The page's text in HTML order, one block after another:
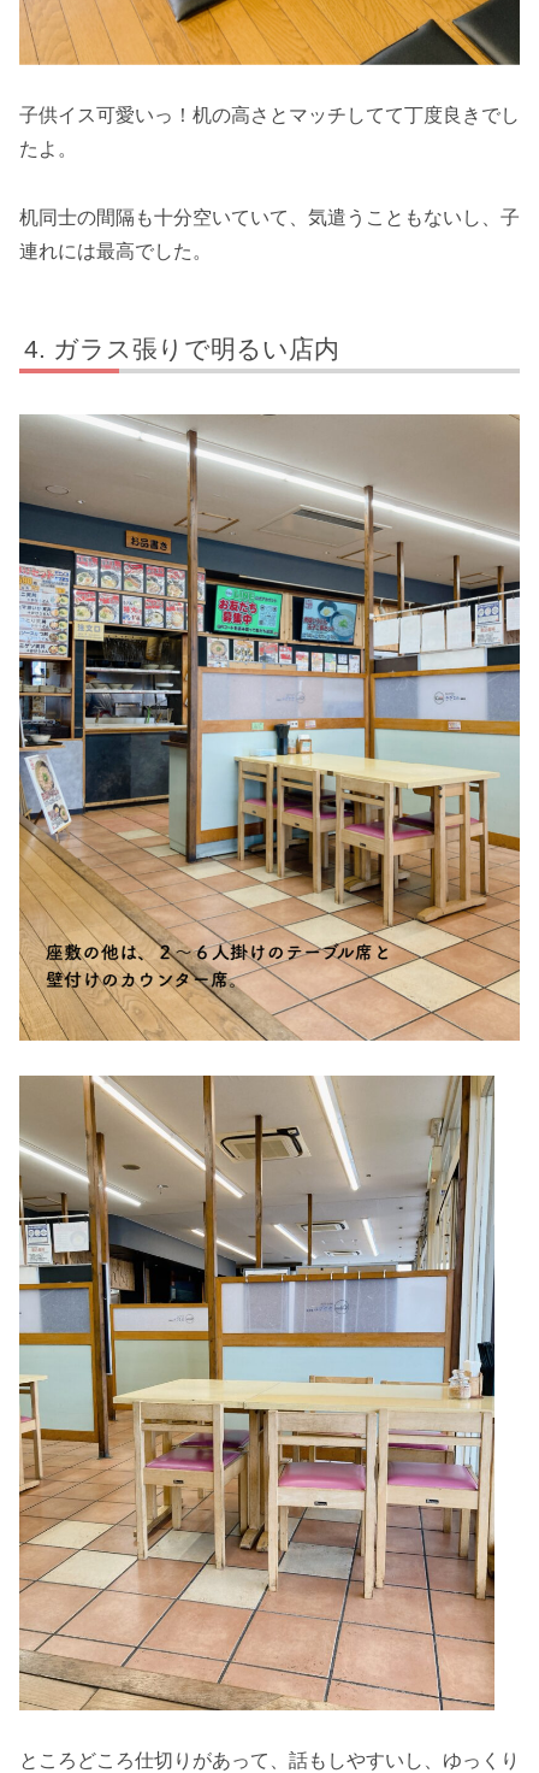
子供イス可愛いっ！机の高さとマッチしてて丁度良きでし
たよ。
机同士の間隔も十分空いていて、気遣うこともないし、子
連れには最高でした。
ガラス張りで明るい店内
ところどころ仕切りがあって、話もしやすいし、ゆっくり